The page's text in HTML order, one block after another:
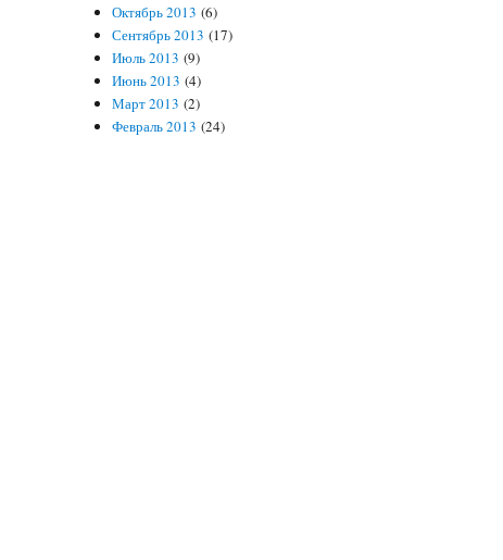
Октябрь 2013 (6)
Сентябрь 2013 (17)
Июль 2013 (9)
Июнь 2013 (4)
Март 2013 (2)
Февраль 2013 (24)